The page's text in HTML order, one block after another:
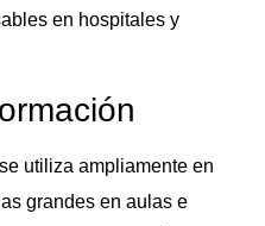
en hospitales y
utiliza ampliamente en
grandes en aulas e